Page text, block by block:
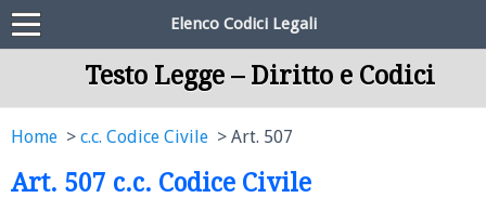
Elenco Codici Legali
Testo Legge – Diritto e Codici
Home c.c. Codice Civile Art. 507
Art. 507 c.c. Codice Civile